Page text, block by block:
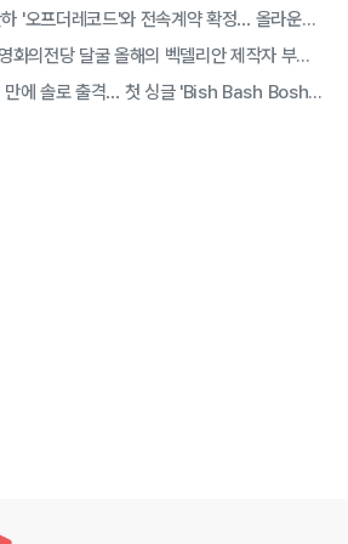
이대휘, 웨이크원 산하 '오프더레코드'와 전속계약 확정… 올라운더 아티스트 솔로 2막 시작
'한란' 하명미 감독, 영화의전당 달굴 올해의 벡델리안 제작자 부문 선정
오마이걸 미미, 11년 만에 솔로 출격… 첫 싱글 'Bish Bash Bosh'로 당찬 선언